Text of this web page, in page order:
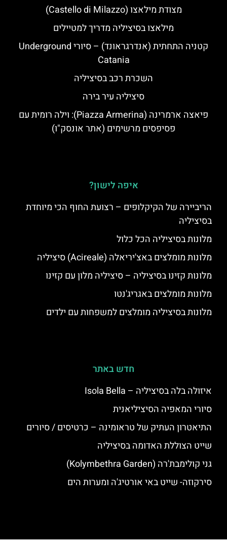
מצודת מילאצו (Castello di Milazzo)
מילאצו בסיציליה מדריך למטיילים
קטניה התחתית (אנדרגראונד) – סיורי Underground
Catania
השכרת רכב בסיציליה
סיציליה עיר בירה
פיאצה ארמרינה (Piazza Armerina): וילה רומית עם
פסיפסים מרשימים (אתר אונסק"ו)
איפה לישון?
הריביירה של הקיקלופים – רצועת החוף הכי מיוחדת
בסיציליה
מלונות בסיציליה הכל כלול
מלונות מומלצים באצ'יריאלה (Acireale) סיציליה
מלונות קזינו בסיציליה – סיציליה מלון עם קזינו
מלונות מומלצים באגריג'נטו
מלונות בסיציליה מומלצים למשפחות עם ילדים
חדש באתר
איזולה בלה בסיציליה – Isola Bella
סיורי המאפיה הסיציליאנית
התיאטרון העתיק של טראומינה – כרטיסים / סיורים
שייט הצוללת האדומה בסיציליה
גני קולימבת'רה (Kolymbethra Garden)
סירקוזה- שייט באי אורטיג'ה ומערות הים